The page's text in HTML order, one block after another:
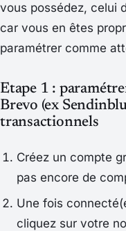
vous possédez, celui
car vous en êtes
paramétrer comme
Etape 1 :
Brevo (ex
transactionnels
Créez un compte
pas encore de
Une fois
cliquez sur votre